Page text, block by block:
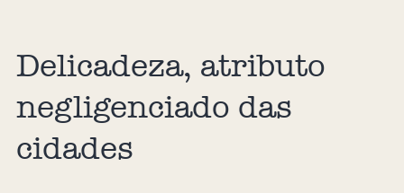
Delicadeza, atributo
negligenciado das
cidades